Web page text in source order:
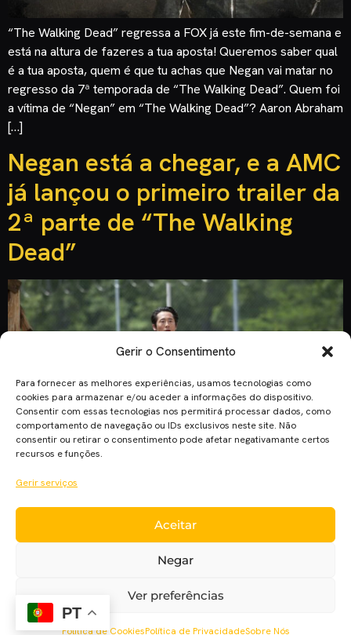
Gerir o Consentimento
Para fornecer as melhores experiências, usamos tecnologias como
cookies para armazenar e/ou aceder a informações do dispositivo.
Consentir com essas tecnologias nos permitirá processar dados, como
comportamento de navegação ou IDs exclusivos neste site. Não
consentir ou retirar o consentimento pode afetar negativamante certos
recursos e funções.
Gerir serviços
Aceitar
Negar
Ver preferências
Política de CookiesPolítica de PrivacidadeSobre Nós
“The Walking Dead” regressa a FOX já este fim-de-semana e
está na altura de fazeres a tua aposta! Queremos saber qual
é a tua aposta, quem é que tu achas que Negan vai matar no
regresso da 7ª temporada de “The Walking Dead”. Quem foi
a vítima de “Negan” em “The Walking Dead”? Aaron Abraham
[…]
Negan está a chegar, e a AMC
já lançou o primeiro trailer da
2ª parte de “The Walking
Dead”
A AMC lançou o primeiro trailer da segunda parte da
6ª.Temporada da série “The Walking Dead”. Esta temporada
contará também com oito episódios, o trailer mostra-nos
Rick, Michonne e Glenn a atacar alguns walkers (zombies),
conseguimos perceber ainda Maggie a gritar. A série
regressa em fevereiro à […]
PT